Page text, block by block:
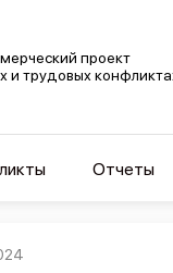
проект
и трудовых
Отчеты